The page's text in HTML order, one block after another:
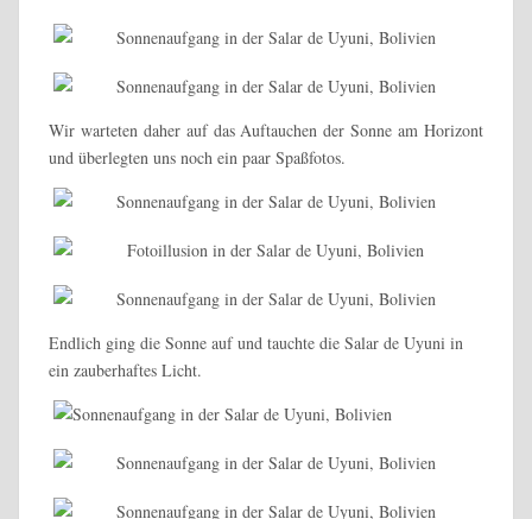
Wir warteten daher auf das Auftauchen der Sonne am Horizont
und überlegten uns noch ein paar Spaßfotos.
Endlich ging die Sonne auf und tauchte die Salar de Uyuni in
ein zauberhaftes Licht.